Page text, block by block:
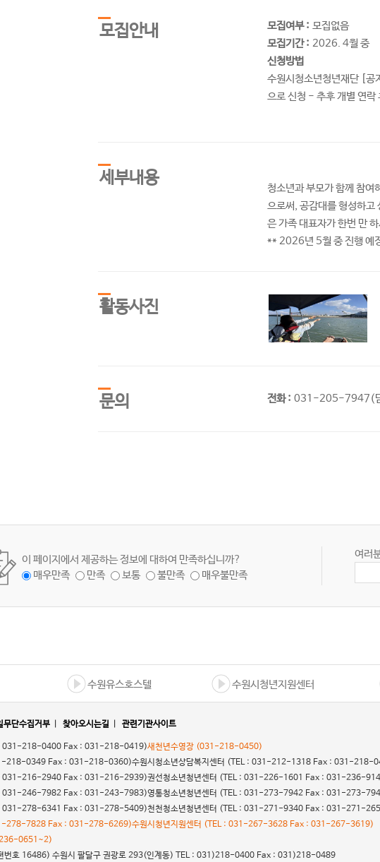
모집안내 모집여부 : 모집없음
모집기간 : 2026. 4월 중
신청방법
수원시청소년청년재단 [
으로 신청 - 추후 개별 연락
세부내용
청소년과 부모가 함께 참여
으로써, 공감대를 형성하고
은 가족 대표자가 한번 만
** 2026년 5월 중 진행 예
활동사진
문의 전화 : 031-205-7947(
이 페이지에서 제공하는 정보에 대하여 만족하십니까?
매우만족
만족 보통 불만족 매우불만족
여러
수원유스호스텔 수원시청년지원센터
무단수집거부 찾아오시는길 관련기관사이트
031-218-0400 Fax : 031-218-0419)새천년수영장 (031-218-0450)
218-0349 Fax : 031-218-0360)수원시청소년상담복지센터 (TEL : 031-212-1318 Fax : 031-218-
031-216-2940 Fax : 031-216-2939)권선청소년청년센터 (TEL : 031-226-1601 Fax : 031-236-
031-246-7982 Fax : 031-243-7983)영통청소년청년센터 (TEL : 031-273-7942 Fax : 031-273-
031-278-6341 Fax : 031-278-5409)천천청소년청년센터 (TEL : 031-271-9340 Fax : 031-271-
278-7828 Fax : 031-278-6269)수원시청년지원센터 (TEL : 031-267-3628 Fax : 031-267-3619)
0651~2)
번호 16486) 수원시 팔달구 권광로 293(인계동) TEL : 031)218-0400 Fax : 031)218-0489